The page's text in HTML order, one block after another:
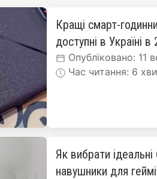
Кращі смарт-
доступні в Україні в
Опубліковано: 11
Час читання: 6
Як вибрати
навушники для